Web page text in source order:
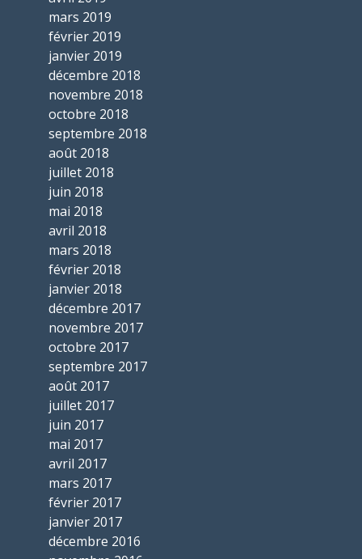
mars 2019
février 2019
janvier 2019
décembre 2018
novembre 2018
octobre 2018
septembre 2018
août 2018
juillet 2018
juin 2018
mai 2018
avril 2018
mars 2018
février 2018
janvier 2018
décembre 2017
novembre 2017
octobre 2017
septembre 2017
août 2017
juillet 2017
juin 2017
mai 2017
avril 2017
mars 2017
février 2017
janvier 2017
décembre 2016